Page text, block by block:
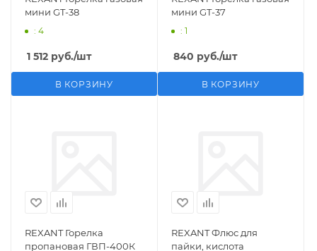
мини GT-38
: 4
1 512 руб./шт
В КОРЗИНУ
мини GT-37
: 1
840 руб./шт
В КОРЗИНУ
REXANT Горелка
пропановая ГВП-400К
REXANT Флюс для
пайки, кислота